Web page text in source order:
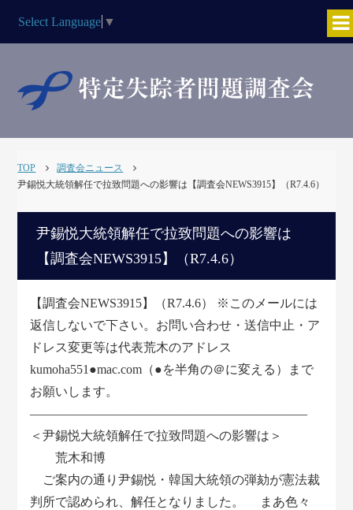
Select Language ▼
TOP
調査会ニュース
尹錫悦大統領解任で拉致問題への影響は【調査会NEWS3915】（R7.4.6）
尹錫悦大統領解任で拉致問題への影響は
【調査会NEWS3915】（R7.4.6）
【調査会NEWS3915】（R7.4.6） ※このメールには
返信しないで下さい。お問い合わせ・送信中止・ア
ドレス変更等は代表荒木のアドレス
kumoha551●mac.com（●を半角の＠に変える）まで
お願いします。
――――――――――――――――――――――
＜尹錫悦大統領解任で拉致問題への影響は＞
荒木和博
ご案内の通り尹錫悦・韓国大統領の弾劾が憲法裁
判所で認められ、解任となりました。 まあ色々